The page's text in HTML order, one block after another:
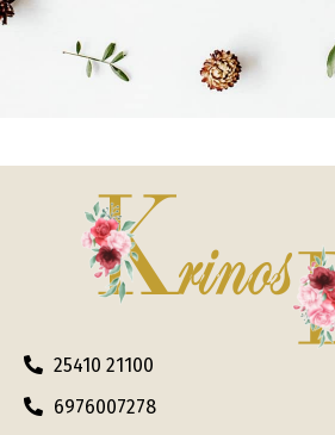
25410 21100
6976007278